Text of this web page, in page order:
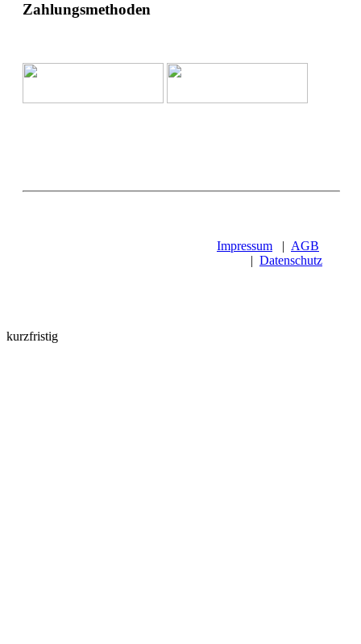
Zahlungsmethoden
Impressum | AGB
| Datenschutz
kurzfristig